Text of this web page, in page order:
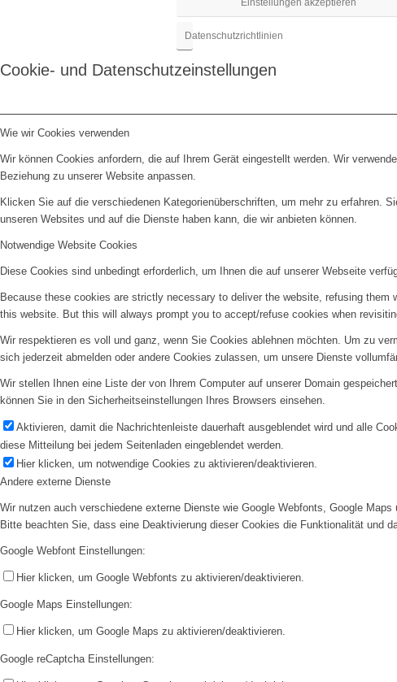
Einstellungen akzeptieren
Datenschutzrichtlinien
Cookie- und Datenschutzeinstellungen
Wie wir Cookies verwenden
Wir können Cookies anfordern, die auf Ihrem Gerät eingestellt werden. Wir
Beziehung zu unserer Website anpassen.
Klicken Sie auf die verschiedenen Kategorienüberschriften, um mehr zu erfahren.
unseren Websites und auf die Dienste haben kann, die wir anbieten können.
Notwendige Website Cookies
Diese Cookies sind unbedingt erforderlich, um Ihnen die auf unserer Webseite
Because these cookies are strictly necessary to deliver the website, refusing
this website. But this will always prompt you to accept/refuse cookies when
Wir respektieren es voll und ganz, wenn Sie Cookies ablehnen möchten. Um zu
sich jederzeit abmelden oder andere Cookies zulassen, um unsere Dienste
Wir stellen Ihnen eine Liste der von Ihrem Computer auf unserer Domain
können Sie in den Sicherheitseinstellungen Ihres Browsers einsehen.
Aktivieren, damit die Nachrichtenleiste dauerhaft ausgeblendet wird und alle
diese Mitteilung bei jedem Seitenladen eingeblendet werden.
Hier klicken, um notwendige Cookies zu aktivieren/deaktivieren.
Andere externe Dienste
Wir nutzen auch verschiedene externe Dienste wie Google Webfonts, Google
Bitte beachten Sie, dass eine Deaktivierung dieser Cookies die Funktionalität und
Google Webfont Einstellungen:
Hier klicken, um Google Webfonts zu aktivieren/deaktivieren.
Google Maps Einstellungen:
Hier klicken, um Google Maps zu aktivieren/deaktivieren.
Google reCaptcha Einstellungen: